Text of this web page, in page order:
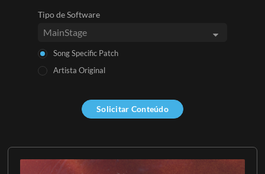
Tipo de Software
Song Specific Patch
Artista Original
Solicitar Conteúdo